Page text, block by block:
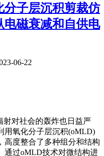
分子层沉积剪裁仿
电磁衰减和自供电
06-22
射对社会的轰炸也日益严
用氧化分子层沉积(oMLD)
高度整合了多种组分和结构
通过oMLD技术对微结构进